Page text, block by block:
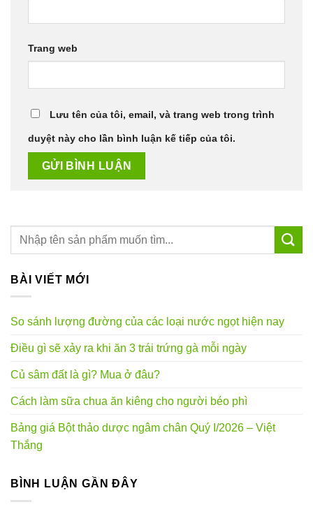
Trang web
Lưu tên của tôi, email, và trang web trong trình
duyệt này cho lần bình luận kế tiếp của tôi.
BÀI VIẾT MỚI
So sánh lượng đường của các loại nước ngọt hiện nay
Điều gì sẽ xảy ra khi ăn 3 trái trứng gà mỗi ngày
Củ sâm đất là gì? Mua ở đâu?
Cách làm sữa chua ăn kiêng cho người béo phì
Bảng giá Bột thảo dược ngâm chân Quý I/2026 – Việt
Thắng
BÌNH LUẬN GẦN ĐÂY